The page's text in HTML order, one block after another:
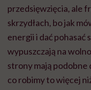
przedsięwzięcia, ale
skrzydłach, bo jak
energii i dać pohasać
wypuszczają na
strony mają podobne
co robimy to więcej